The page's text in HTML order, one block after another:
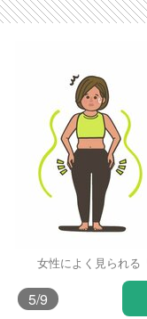
女性によく見られる
5/9